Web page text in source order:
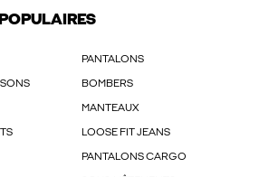
PANTALONS
BOMBERS
MANTEAUX
LOOSE FIT JEANS
PANTALONS CARGO